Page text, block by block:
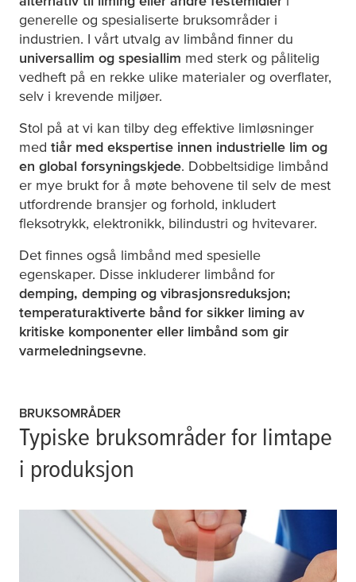
generelle og spesialiserte bruksområder i
industrien. I vårt utvalg av limbånd finner du
universallim og spesiallim med sterk og pålitelig
vedheft på en rekke ulike materialer og overflater,
selv i krevende miljøer.
Stol på at vi kan tilby deg effektive limløsninger
med tiår med ekspertise innen industrielle lim og
en global forsyningskjede. Dobbeltsidige limbånd
er mye brukt for å møte behovene til selv de mest
utfordrende bransjer og forhold, inkludert
fleksotrykk, elektronikk, bilindustri og hvitevarer.
Det finnes også limbånd med spesielle
egenskaper. Disse inkluderer limbånd for
demping, demping og vibrasjonsreduksjon;
temperaturaktiverte bånd for sikker liming av
kritiske komponenter eller limbånd som gir
varmeledningsevne.
BRUKSOMRÅDER
Typiske bruksområder for limtape
i produksjon